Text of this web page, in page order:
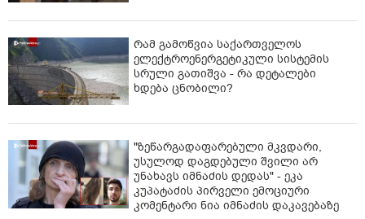
რამ გამოწვია საქართველოს
ელექტროენერგეტიკული სისტემის
სრული გათიშვა - რა დეტალები
ხდება ცნობილი?
"ზეწარგადაფარებული მკვდარი,
უსულოდ დაგდებული შვილი არ
უნახავს იმნაძის დედას" - ეკა
კუპატაძის პირველი ემოციური
კომენტარი ნია იმნაძის დაკავებაზე